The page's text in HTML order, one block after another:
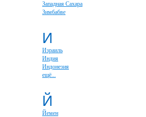
Западная Сахара
Зимбабве
И
Израиль
Индия
Индонезия
ещё...
Й
Йемен